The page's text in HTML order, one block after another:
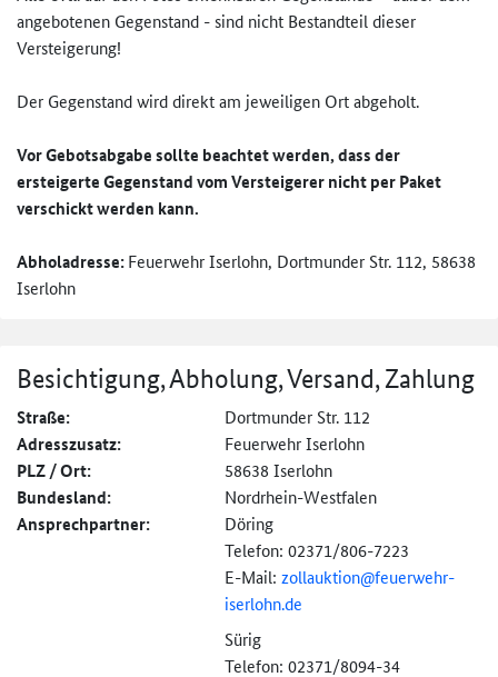
angebotenen Gegenstand - sind nicht Bestandteil dieser
Versteigerung!
Der Gegenstand wird direkt am jeweiligen Ort abgeholt.
Vor Gebotsabgabe sollte beachtet werden, dass der
ersteigerte Gegenstand vom Versteigerer nicht per Paket
verschickt werden kann.
Abholadresse:Feuerwehr Iserlohn, Dortmunder Str. 112, 58638
Iserlohn
Besichtigung, Abholung, Versand, Zahlung
Straße: Dortmunder Str. 112
Adresszusatz: Feuerwehr Iserlohn
PLZ / Ort: 58638 Iserlohn
Bundesland: Nordrhein-Westfalen
Ansprechpartner:
Döring
Telefon: 02371/806-7223
E-Mail: zollauktion@feuerwehr-
iserlohn.de
Sürig
Telefon: 02371/8094-34